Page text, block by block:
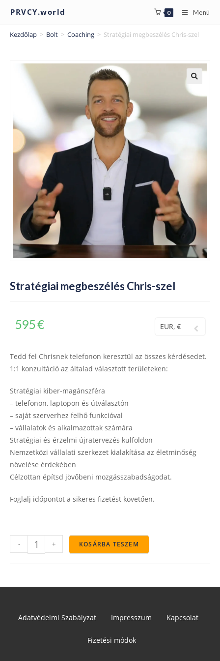
PRVCY.world 0 Menü
Kezdőlap > Bolt > Coaching > Stratégiai megbeszélés Chris-szel
Stratégiai megbeszélés Chris-szel
595€ EUR, €
Tedd fel Chrisnek telefonon keresztül az összes kérdésedet.
1:1 konzultáció az általad választott területeken:
Stratégiai kiber-magánszféra
– telefonon, laptopon és útválasztón
– saját szerverhez felhő funkcióval
– vállalatok és alkalmazottak számára
Stratégiai és érzelmi újratervezés külföldön
Nemzetközi vállalati szerkezet kialakítása az életminőség
növelése érdekében
Célzottan építsd jövőbeni mozgásszabadságodat.
Foglalj időpontot a sikeres fizetést követően.
- + KOSÁRBA TESZEM
Adatvédelmi Szabályzat Impresszum Kapcsolat
Fizetési módok